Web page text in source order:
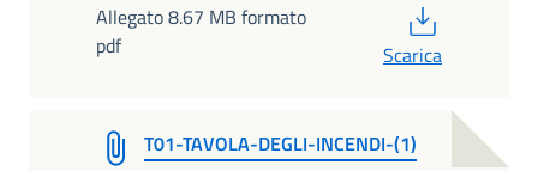
Allegato 8.67 MB formato
pdf
Scarica
T01-TAVOLA-DEGLI-INCENDI-(1)